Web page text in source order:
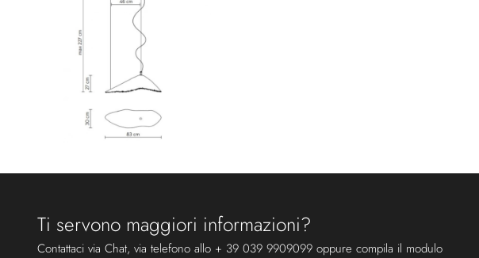
Ti servono maggiori informazioni?
Contattaci via Chat, via telefono allo + 39 039 9909099 oppure compila il modulo